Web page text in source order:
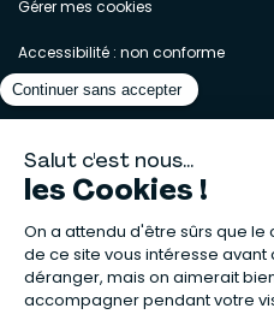
Gérer mes cookies
Accessibilité : non conforme